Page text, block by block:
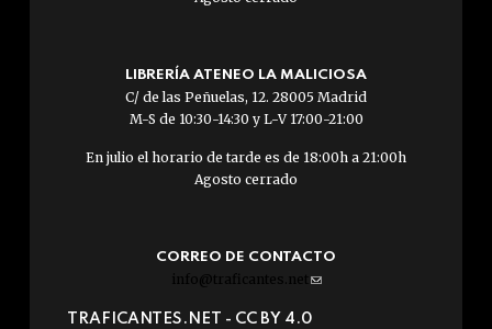
LIBRERÍA ATENEO LA MALICIOSA
C/ de las Peñuelas, 12. 28005 Madrid
M-S de 10:30-14:30 y L-V 17:00-21:00
En julio el horario de tarde es de 18:00h a 21:00h
Agosto cerrado
CORREO DE CONTACTO
info@traficantes.net (link
e-
TRAFICANTES.NET - CC BY 4.0